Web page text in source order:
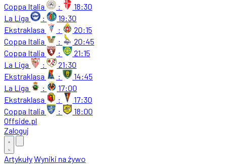
Coppa Italia
:
18:30
La Liga
:
19:30
Ekstraklasa
:
20:15
Coppa Italia
:
20:45
Coppa Italia
:
21:15
La Liga
:
21:30
Ekstraklasa
:
14:45
La Liga
:
17:00
Ekstraklasa
:
17:30
Coppa Italia
:
18:00
Offside.pl
Zaloguj
ArtykułyWyniki na żywo